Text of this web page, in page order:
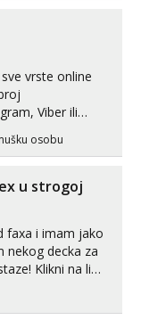
poljupce po
vrste online
Viber ili
osobu
u strogoj
faxa i imam jako
nekog decka za
na link